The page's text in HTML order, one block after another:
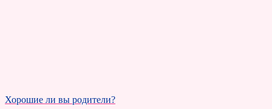
Хорошие ли вы родители?